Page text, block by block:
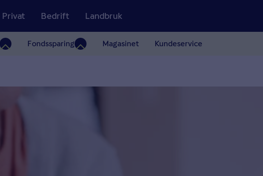
Privat
Fondssparing Magasinet Kundeservice
Bedrift Landbruk